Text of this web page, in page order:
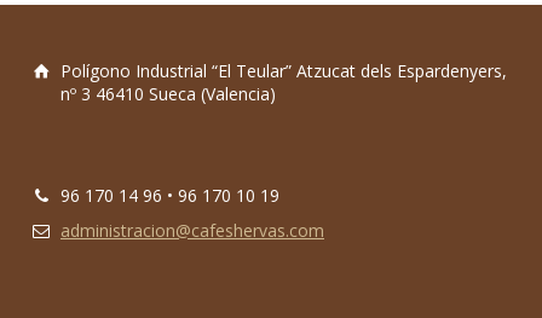
Polígono Industrial “El Teular” Atzucat dels Espardenyers,
nº 3 46410 Sueca (Valencia)
96 170 14 96 • 96 170 10 19
administracion@cafeshervas.com